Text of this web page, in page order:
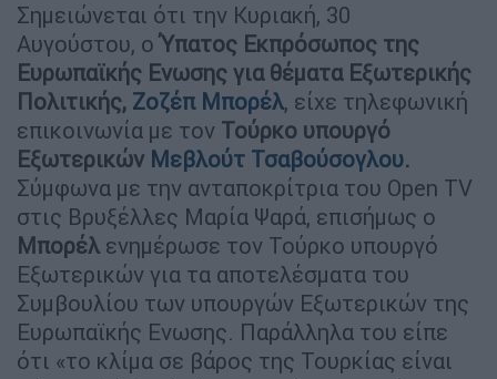
Σημειώνεται ότι την Κυριακή, 30
Αυγούστου, ο Ύπατος Εκπρόσωπος της
Ευρωπαϊκής Ενωσης για θέματα Εξωτερικής
Πολιτικής, Ζοζέπ Μπορέλ, είχε τηλεφωνική
επικοινωνία με τον Τούρκο υπουργό
Εξωτερικών Μεβλούτ Τσαβούσογλου.
Σύμφωνα με την ανταποκρίτρια του Open TV
στις Βρυξέλλες Μαρία Ψαρά, επισήμως ο
Μπορέλ ενημέρωσε τον Τούρκο υπουργό
Εξωτερικών για τα αποτελέσματα του
Συμβουλίου των υπουργών Εξωτερικών της
Ευρωπαϊκής Ενωσης. Παράλληλα του είπε
ότι «το κλίμα σε βάρος της Τουρκίας είναι